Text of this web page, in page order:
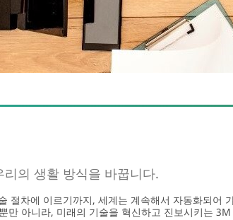
의 생활 방식을 바꿉니다.
절차에 이르기까지, 세계는 계속해서 자동화되어
만 아니라, 미래의 기술을 혁신하고 진보시키는